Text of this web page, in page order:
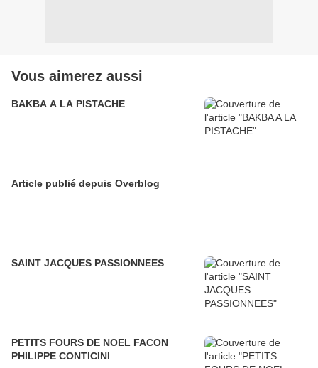
Vous aimerez aussi
BAKBA A LA PISTACHE
Article publié depuis Overblog
SAINT JACQUES PASSIONNEES
PETITS FOURS DE NOEL FACON
PHILIPPE CONTICINI